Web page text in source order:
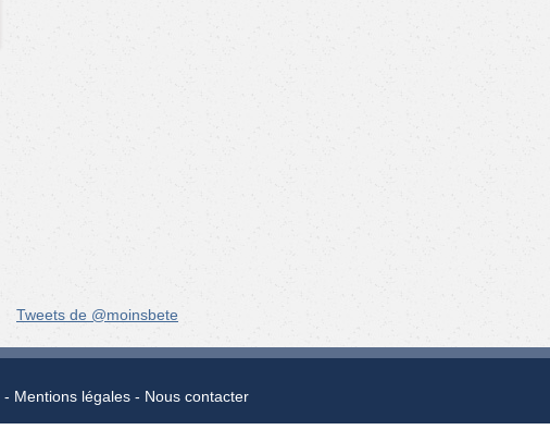
Tweets de @moinsbete
Mentions légales Nous contacter